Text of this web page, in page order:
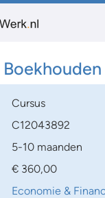
Boekhouden
Cursus
C12043892
5-10 maanden
€ 360,00
Economie &